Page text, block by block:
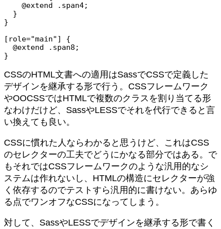
}
[role="main"] {
}
CSSのHTML文書への適用はSassでCSSで定義した
デザインを継承する形で行う。CSSフレームワーク
やOOCSSではHTMLで複数のクラスを割り当てる形
なわけだけど、SassやLESSでそれを代行できると言
い換えても良い。
CSSに慣れた人ならわかると思うけど、これはCSS
のセレクターの工夫でどうにかなる部分ではある。で
もそれではCSSフレームワークのような汎用的なシ
ステムは作れないし、HTMLの構造にセレクターが強
く依存するのでテストすら汎用的に書けない。あらゆ
る点でワンオフなCSSになってしまう。
対して、SassやLESSでデザインを継承する形で書く